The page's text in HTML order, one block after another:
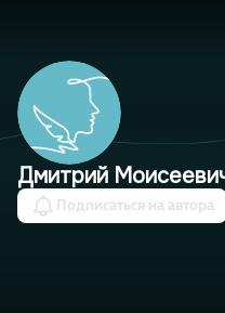
Дмитрий
Подписаться на автора